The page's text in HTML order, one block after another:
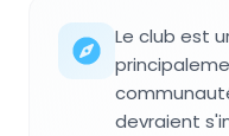
Le club est
devraient